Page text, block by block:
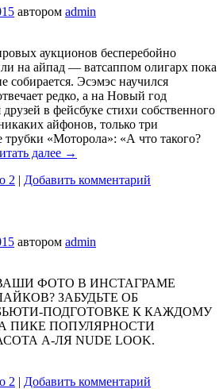
автором admin
аукционов бесперебойно
на айпад — ватсаппом олигарх пока
собирается. Эсэмэс научился
редко, а на Новый год
в фейсбуке стихи собственно­го
айфо­нов, только три
трубки «Моторола»: «А что такого?
далее →
2 | Добавить комментарий
автором admin
ФОТО В ИНСТАГРАМЕ
ЗАБУДЬТЕ ОБ
ПОДГОТОВКЕ К КАЖДОМУ
ПИКЕ ПОПУЛЯРНОСТИ
А-ЛЯ NUDE LOOK.
2 | Добавить комментарий